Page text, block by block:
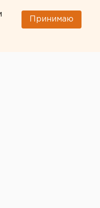
Принимаю